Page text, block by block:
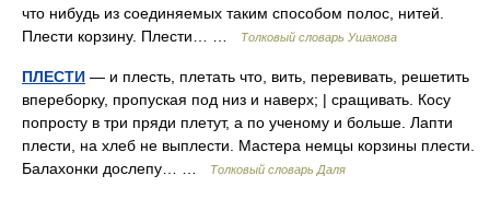
что нибудь из соединяемых таким способом полос, нитей.
Плести корзину. Плести… …
Толковый словарь Ушакова
ПЛЕСТИ — и плесть, плетать что, вить, перевивать, решетить
впереборку, пропуская под низ и наверх; | сращивать. Косу
попросту в три пряди плетут, а по ученому и больше. Лапти
плести, на хлеб не выплести. Мастера немцы корзины плести.
Балахонки дослепу… …
Толковый словарь Даля